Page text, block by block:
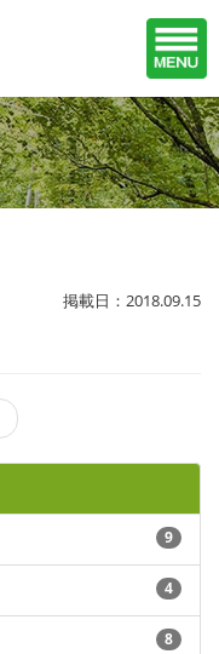
掲載日：2018.09.15
9
4
8